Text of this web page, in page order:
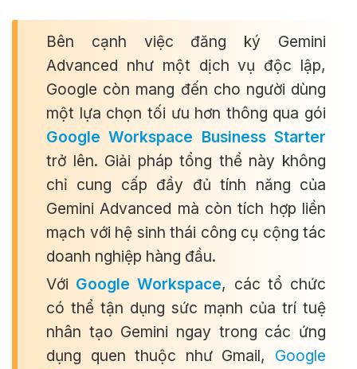
Bên cạnh việc đăng ký Gemini
Advanced như một dịch vụ độc lập,
Google còn mang đến cho người dùng
một lựa chọn tối ưu hơn thông qua gói
Google Workspace Business Starter
trở lên. Giải pháp tổng thể này không
chỉ cung cấp đầy đủ tính năng của
Gemini Advanced mà còn tích hợp liền
mạch với hệ sinh thái công cụ cộng tác
doanh nghiệp hàng đầu.
Với Google Workspace, các tổ chức
có thể tận dụng sức mạnh của trí tuệ
nhân tạo Gemini ngay trong các ứng
dụng quen thuộc như Gmail, Google